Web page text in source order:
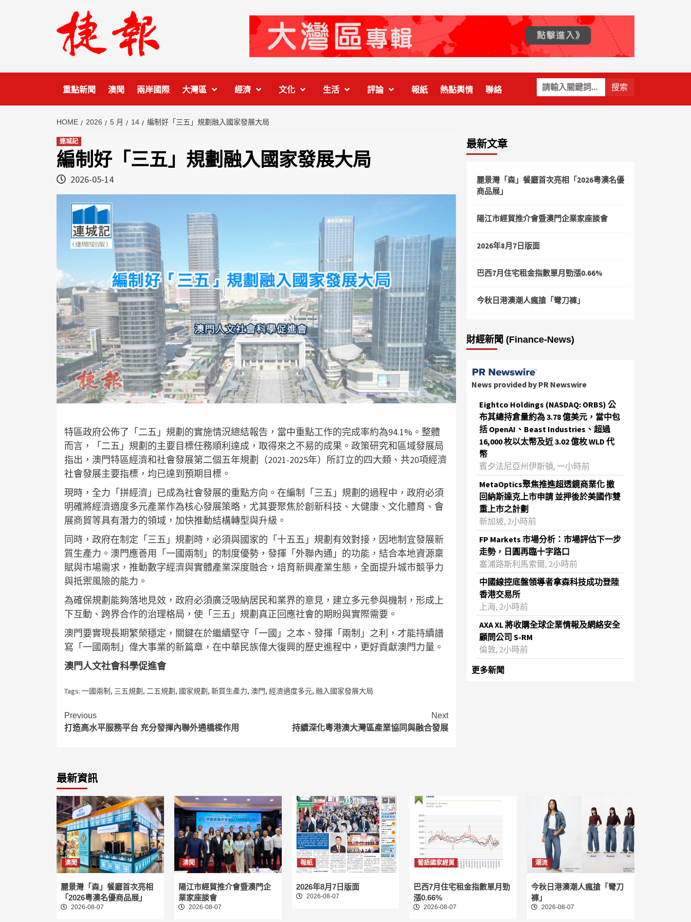
關
鍵
字:
重點新聞 澳聞 兩岸國際 大灣區 經濟 文化 生活 評論 報紙 熱點輿情 聯絡
HOME 2026 5 月 14 編制好「三五」規劃融入國家發展大局
連城記
編制好「三五」規劃融入國家發展大局
2026-05-14
特區政府公佈了「二五」規劃的實施情況總結報告，當中重點工作的完成率約為94.1%。整體
而言，「二五」規劃的主要目標任務順利達成，取得來之不易的成果。政策研究和區域發展局
指出，澳門特區經濟和社會發展第二個五年規劃（2021-2025年）所訂立的四大類、共20項經濟
社會發展主要指標，均已達到預期目標。
現時，全力「拼經濟」已成為社會發展的重點方向。在編制「三五」規劃的過程中，政府必須
明確將經濟適度多元產業作為核心發展策略，尤其要聚焦於創新科技、大健康、文化體育、會
展商貿等具有潛力的領域，加快推動結構轉型與升級。
同時，政府在制定「三五」規劃時，必須與國家的「十五五」規劃有效對接，因地制宜發展新
質生產力。澳門應善用「一國兩制」的制度優勢，發揮「外聯內通」的功能，結合本地資源稟
賦與市場需求，推動數字經濟與實體產業深度融合，培育新興產業生態，全面提升城市競爭力
與抵禦風險的能力。
為確保規劃能夠落地見效，政府必須廣泛吸納居民和業界的意見，建立多元參與機制，形成上
下互動、跨界合作的治理格局，使「三五」規劃真正回應社會的期盼與實際需要。
澳門要實現長期繁榮穩定，關鍵在於繼續堅守「一國」之本、發揮「兩制」之利，才能持續譜
寫「一國兩制」偉大事業的新篇章，在中華民族偉大復興的歷史進程中，更好貢獻澳門力量。
澳門人文社會科學促進會
Tags: 一國兩制, 三五規劃, 二五規劃, 國家規劃, 新質生產力, 澳門, 經濟適度多元, 融入國家發展大局
Continue
Reading
Previous
打造高水平服務平台 充分發揮內聯外通橋樑作用
Next
持續深化粵港澳大灣區產業協同與融合發展
最新文章
麗景灣「森」餐廳首次亮相「2026粵澳名優
商品展」
陽江市經貿推介會暨澳門企業家座談會
2026年8月7日版面
巴西7月住宅租金指數單月勁漲0.66%
今秋日港澳潮人瘋搶「彎刀褲」
財經新聞 (Finance-News)
News provided by PR Newswire
Eightco Holdings (NASDAQ: ORBS) 公
布其總持倉量約為 3.78 億美元，當中包
括 OpenAI、Beast Industries、超過
16,000 枚以太幣及近 3.02 億枚 WLD 代
幣
賓夕法尼亞州伊斯頓, 一小時前
MetaOptics聚焦推進超透鏡商業化 撤
回納斯達克上市申請 並押後於美國作雙
重上市之計劃
新加坡, 2小時前
FP Markets 市場分析：市場評估下一步
走勢，日圓再臨十字路口
塞浦路斯利馬索爾, 2小時前
中國線控底盤領導者拿森科技成功登陸
香港交易所
上海, 2小時前
AXA XL 將收購全球企業情報及網絡安全
顧問公司 S-RM
倫敦, 2小時前
更多新聞
最新資訊
澳聞
麗景灣「森」餐廳首次亮相
「2026粵澳名優商品展」
2026-08-07
澳聞
陽江市經貿推介會暨澳門企
業家座談會
2026-08-07
報紙
2026年8月7日版面
2026-08-07
葡語國家經貿
巴西7月住宅租金指數單月勁
漲0.66%
2026-08-07
潮流
今秋日港澳潮人瘋搶「彎刀
褲」
2026-08-07